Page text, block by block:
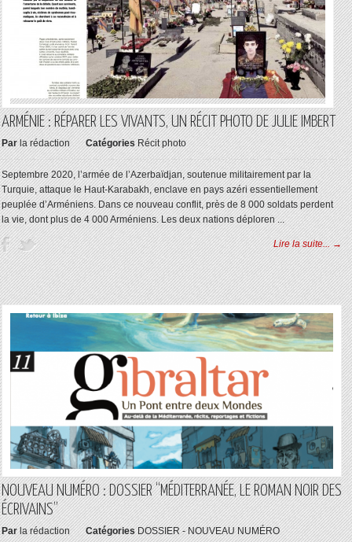
ARMÉNIE : RÉPARER LES VIVANTS, UN RÉCIT PHOTO DE JULIE IMBERT
Par la rédaction Catégories Récit photo
Septembre 2020, l’armée de l’Azerbaïdjan, soutenue militairement par la
Turquie, attaque le Haut-Karabakh, enclave en pays azéri essentiellement
peuplée d’Arméniens. Dans ce nouveau conflit, près de 8 000 soldats perdent
la vie, dont plus de 4 000 Arméniens. Les deux nations déploren ...
Lire la suite... →
NOUVEAU NUMÉRO : DOSSIER “MÉDITERRANÉE, LE ROMAN NOIR DES
ÉCRIVAINS”
Par la rédaction Catégories DOSSIER - NOUVEAU NUMÉRO